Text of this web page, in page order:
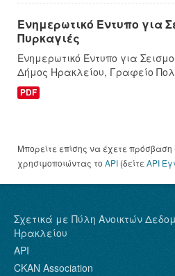
Ενημερωτικό Έντυπο για
Πυρκαγιές
Ενημερωτικό Έντυπο για
Δήμος Ηρακλείου, Γραφείο
PDF
Μπορείτε επίσης να έχετε
χρησιμοποιώντας το API (δείτε API
Σχετικά με Πύλη Ανοικτών
Ηρακλείου
API
CKAN Association